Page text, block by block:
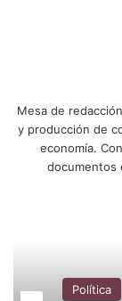
Mesa de
y producción de
economía.
documentos